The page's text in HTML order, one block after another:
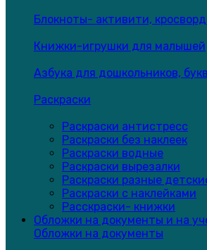
Блокноты- активити,
Книжки-игрушки для малышей
Азбука для дошкольников,
Раскраски
Раскраски антистресс
Раскраски без наклеек
Раскраски водные
Раскраски вырезалки
Раскраски разные
Раскраски с наклейками
Расскраски- книжки
Обложки на документы и на
Обложки на документы